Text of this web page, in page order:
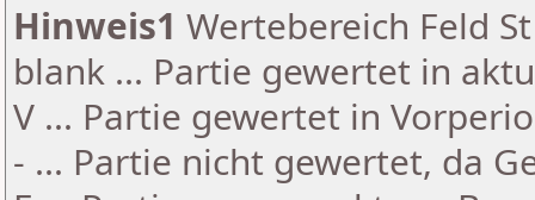
Hinweis1 Wertebereich Feld
blank ... Partie gewertet in
V ... Partie gewertet in
- ... Partie nicht gewertet, da